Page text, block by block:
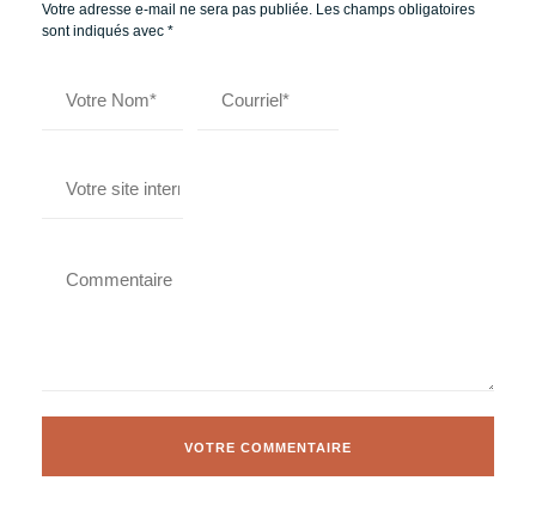
Votre adresse e-mail ne sera pas publiée. Les champs obligatoires
sont indiqués avec *